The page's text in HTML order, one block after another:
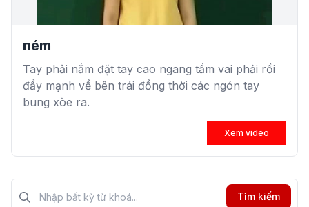
ném
Tay phải nắm đặt tay cao ngang tầm vai phải rồi
đẩy mạnh về bên trái đồng thời các ngón tay
bung xòe ra.
Xem video
Tìm kiếm?>
Tìm kiếm